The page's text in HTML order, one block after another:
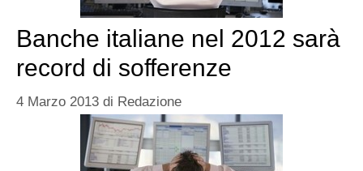
Banche italiane nel 2012 sarà
record di sofferenze
4 Marzo 2013 di Redazione